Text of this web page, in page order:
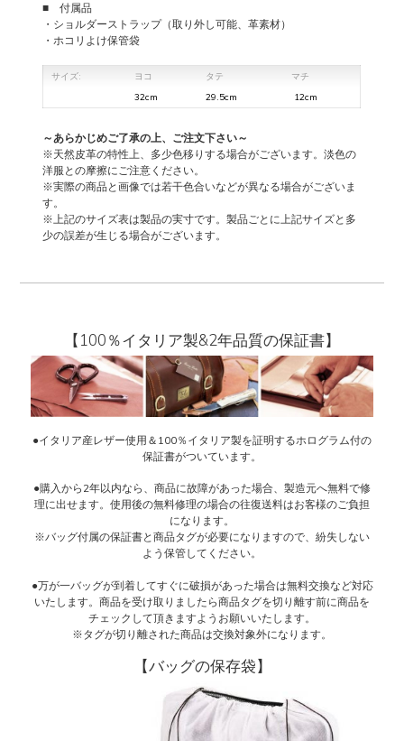
■ 付属品
・ショルダーストラップ（取り外し可能、革素材）
・ホコリよけ保管袋
サイズ: ヨコ タテ
マチ
32cm
29.5cm 12cm
～あらかじめご了承の上、ご注文下さい～
※天然皮革の特性上、多少色移りする場合がございます。淡色の
洋服との摩擦にご注意ください。
※実際の商品と画像では若干色合いなどが異なる場合がございま
す。
※上記のサイズ表は製品の実寸です。製品ごとに上記サイズと多
少の誤差が生じる場合がございます。
【100％イタリア製&2年品質の保証書】
●イタリア産レザー使用＆100％イタリア製を証明するホログラム付の
保証書がついています。
●購入から2年以内なら、商品に故障があった場合、製造元へ無料で修
理に出せます。使用後の無料修理の場合の往復送料はお客様のご負担
になります。
※バッグ付属の保証書と商品タグが必要になりますので、紛失しない
よう保管してください。
●万が一バッグが到着してすぐに破損があった場合は無料交換など対応
いたします。商品を受け取りましたら商品タグを切り離す前に商品を
チェックして頂きますようお願いいたします。
※タグが切り離された商品は交換対象外になります。
【バッグの保存袋】